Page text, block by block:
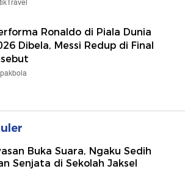
Ronaldo di Piala Dunia
Dibela, Messi Redup di Final
Buka Suara, Ngaku Sedih
Senjata di Sekolah Jaksel